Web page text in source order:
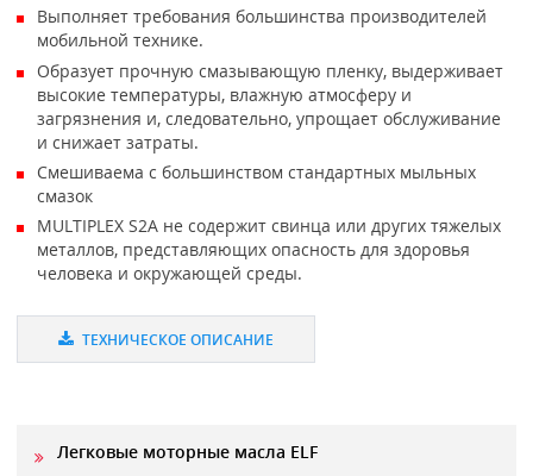
Выполняет требования большинства производителей
мобильной технике.
Образует прочную смазывающую пленку, выдерживает
высокие температуры, влажную атмосферу и
загрязнения и, следовательно, упрощает обслуживание
и снижает затраты.
Смешиваема с большинством стандартных мыльных
смазок
MULTIPLEX S2A не содержит свинца или других тяжелых
металлов, представляющих опасность для здоровья
человека и окружающей среды.
ТЕХНИЧЕСКОЕ ОПИСАНИЕ
Легковые моторные масла ELF